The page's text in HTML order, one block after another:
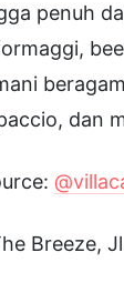
penuh
dan
Breeze,